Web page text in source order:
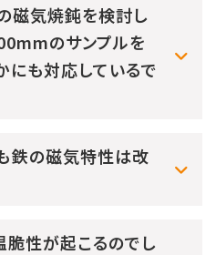
磁気焼鈍を検討し
のサンプルを
も対応しているで
鉄の磁気特性は改
性が起こるのでし